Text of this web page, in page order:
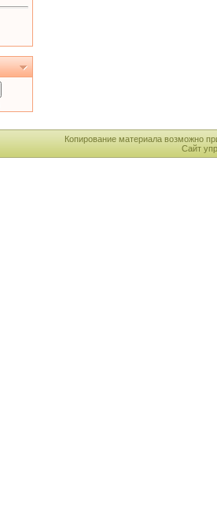
Копирование материала возможно
Сайт